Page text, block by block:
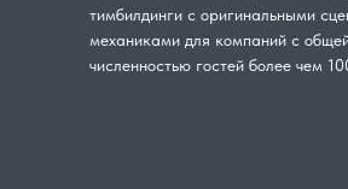
тимбилдинги с оригинальными
механиками для компаний с
численностью гостей более чем